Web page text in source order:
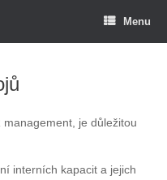
Menu
je důležitou
interních kapacit a jejich